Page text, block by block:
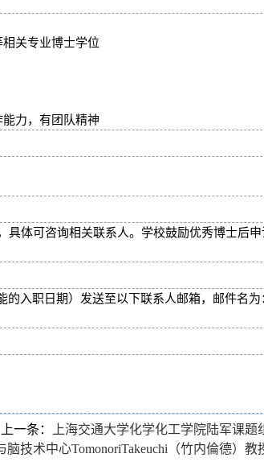
关专业博士学位
力，有团队精神
体可咨询相关联系人。学校鼓励优秀博士后
的入职日期）发送至以下联系人邮箱，邮件名为
上一条：
上海交通大学化学化工学院陆军课题
技术中心Tomonori Takeuchi（竹内倫德）教